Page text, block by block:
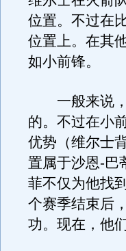
位置。不过在
位置上。在其
如小前锋。
一般来说，
的。不过在小
优势（维尔士
置属于沙恩-巴
菲不仅为他找
个赛季结束后
功。现在，他